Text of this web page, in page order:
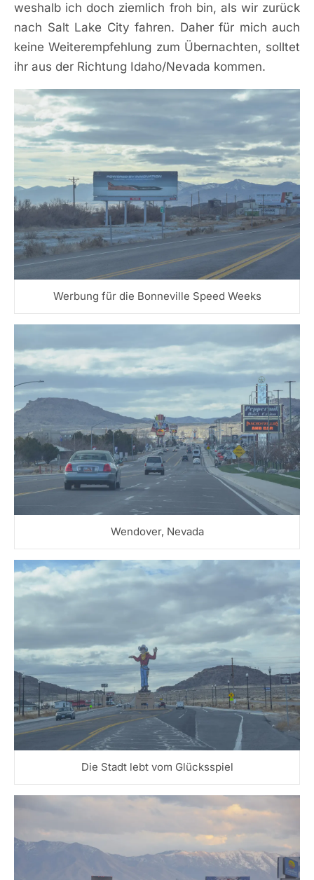
weshalb ich doch ziemlich froh bin, als wir zurück
nach Salt Lake City fahren. Daher für mich auch
keine Weiterempfehlung zum Übernachten, solltet
ihr aus der Richtung Idaho/Nevada kommen.
Werbung für die Bonneville Speed Weeks
Wendover, Nevada
Die Stadt lebt vom Glücksspiel